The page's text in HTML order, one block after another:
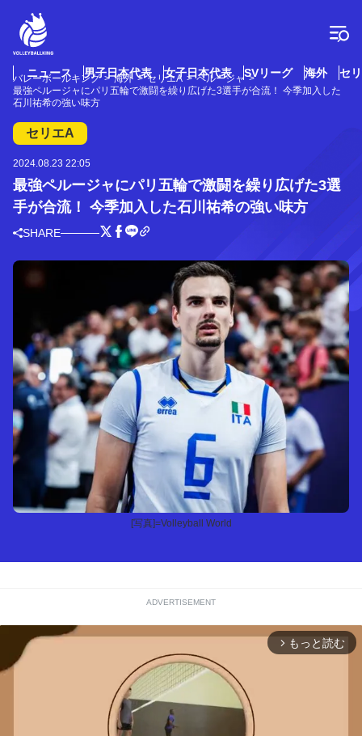
ニュース 男子日本代表 女子日本代表 SVリーグ 海外 セ
バレーボールキング 海外 セリエA
ペルージャ
最強ペルージャにパリ五輪で激闘を繰り広げた3選手が合流！ 今季加入した
石川祐希の強い味方
セリエA
2024.08.23 22:05
最強ペルージャにパリ五輪で激闘を繰り広げた3選
手が合流！ 今季加入した石川祐希の強い味方
SHARE
[写真]=Volleyball World
ADVERTISEMENT
arrow_forward_ios もっと読む